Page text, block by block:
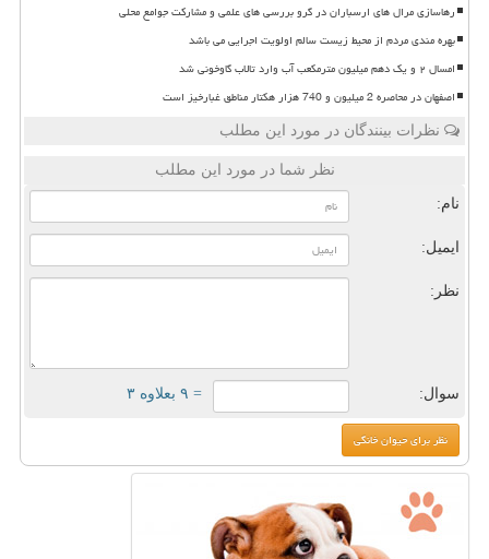
رهاسازی مرال های ارسباران در گرو بررسی های علمی و مشارکت جوامع محلی
بهره مندی مردم از محیط زیست سالم اولویت اجرایی می باشد
امسال ۲ و یک دهم میلیون مترمکعب آب وارد تالاب گاوخونی شد
اصفهان در محاصره 2 میلیون و 740 هزار هکتار مناطق غبارخیز است
نظرات بینندگان در مورد این مطلب
نظر شما در مورد این مطلب
نام:
ایمیل:
نظر:
سوال: = ۹ بعلاوه ۳